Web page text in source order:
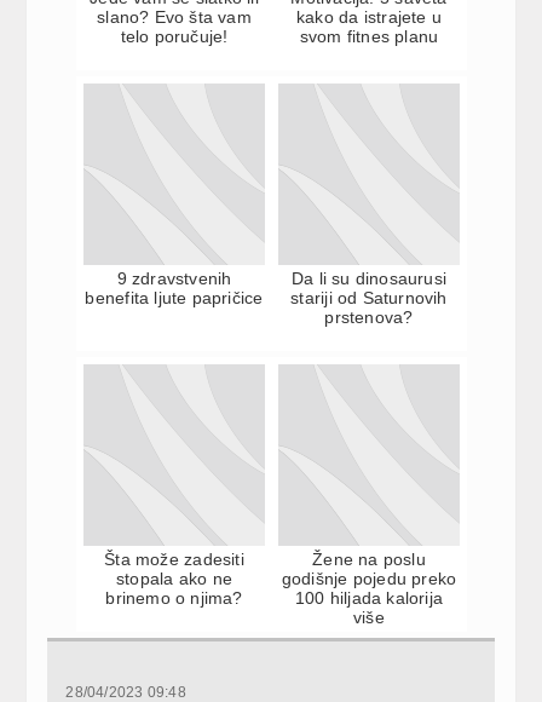
slano? Evo šta vam
telo poručuje!
kako da istrajete u
svom fitnes planu
9 zdravstvenih
benefita ljute papričice
Da li su dinosaurusi
stariji od Saturnovih
prstenova?
Šta može zadesiti
stopala ako ne
brinemo o njima?
Žene na poslu
godišnje pojedu preko
100 hiljada kalorija
više
28/04/2023 09:48